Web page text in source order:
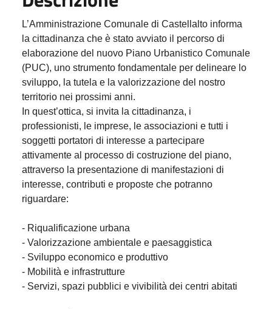
L’Amministrazione Comunale di Castellalto informa
la cittadinanza che è stato avviato il percorso di
elaborazione del nuovo Piano Urbanistico Comunale
(PUC), uno strumento fondamentale per delineare lo
sviluppo, la tutela e la valorizzazione del nostro
territorio nei prossimi anni.
In quest’ottica, si invita la cittadinanza, i
professionisti, le imprese, le associazioni e tutti i
soggetti portatori di interesse a partecipare
attivamente al processo di costruzione del piano,
attraverso la presentazione di manifestazioni di
interesse, contributi e proposte che potranno
riguardare:
- Riqualificazione urbana
- Valorizzazione ambientale e paesaggistica
- Sviluppo economico e produttivo
- Mobilità e infrastrutture
- Servizi, spazi pubblici e vivibilità dei centri abitati